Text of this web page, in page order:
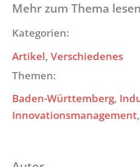
Mehr zum Thema
Kategorien:
Artikel, Verschiedenes
Themen:
Baden-Württemberg,
Innovationsmanagement,